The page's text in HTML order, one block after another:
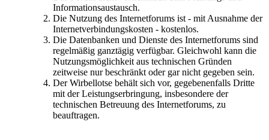
Informationsaustausch.
Die Nutzung des Internetforums ist - mit Ausnahme der
Internetverbindungskosten - kostenlos.
Die Datenbanken und Dienste des Internetforums sind
regelmäßig ganztägig verfügbar. Gleichwohl kann die
Nutzungsmöglichkeit aus technischen Gründen
zeitweise nur beschränkt oder gar nicht gegeben sein.
Der Wirbellotse behält sich vor, gegebenenfalls Dritte
mit der Leistungserbringung, insbesondere der
technischen Betreuung des Internetforums, zu
beauftragen.